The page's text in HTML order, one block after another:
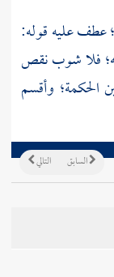
عطف عليه قوله:
فلا شوب نقص
الحكمة؛ وأقسم
التالي السابق